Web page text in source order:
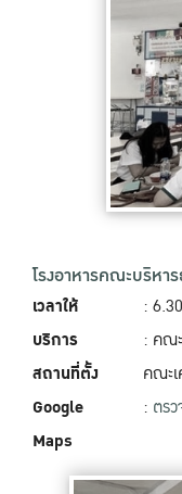
โรงอาหารคณะบริหา
เวลาให้
บริการ
สถานที่ตั้ง
Google
Maps
:
: คณ
คณะ
: ตร